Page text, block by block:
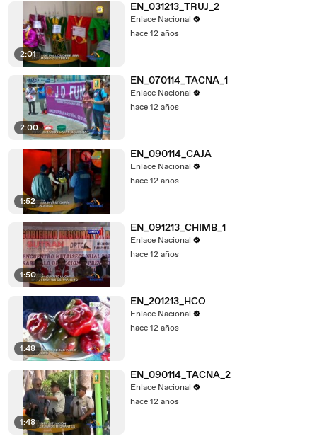
2:01
EN_031213_TRUJ_2
Enlace Nacional
hace 12 años
2:00
EN_070114_TACNA_1
Enlace Nacional
hace 12 años
1:52
EN_090114_CAJA
Enlace Nacional
hace 12 años
1:50
EN_091213_CHIMB_1
Enlace Nacional
hace 12 años
1:48
EN_201213_HCO
Enlace Nacional
hace 12 años
1:48
EN_090114_TACNA_2
Enlace Nacional
hace 12 años